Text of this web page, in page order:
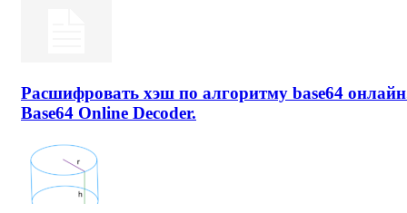
Расшифровать хэш по алгоритму base64
Base64 Online Decoder.